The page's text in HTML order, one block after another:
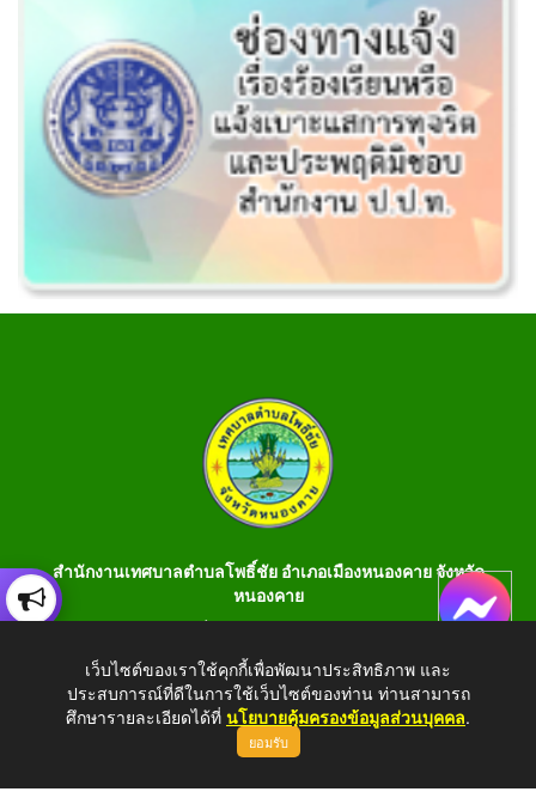
สำนักงานเทศบาลตำบลโพธิ์ชัย อำเภอเมืองหนองคาย จังหวัด
หนองคาย
990401 โทรสาร 042-990400
E-Saraban : saraban_05430106@dla.go.th
เว็บไซต์ของเราใช้คุกกี้เพื่อพัฒนาประสิทธิภาพ และ
ประสบการณ์ที่ดีในการใช้เว็บไซต์ของท่าน ท่านสามารถ
ศึกษารายละเอียดได้ที่ นโยบายคุ้มครองข้อมูลส่วนบุคคล.
ยอมรับ